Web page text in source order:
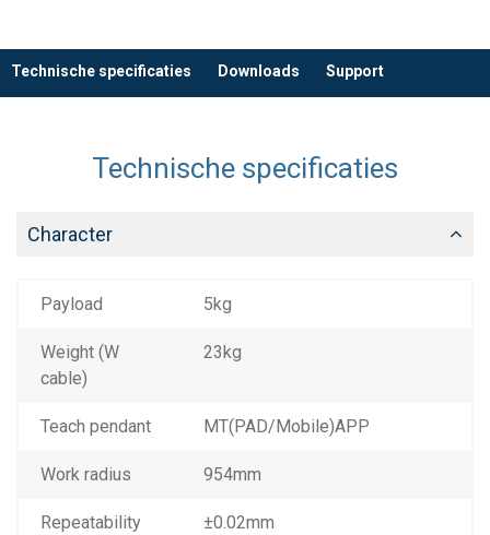
Technische specificaties Downloads Support
Technische specificaties
Character
Payload 5kg
Weight (W
cable)
23kg
Teach pendant MT(PAD/Mobile)APP
Work radius 954mm
Repeatability ±0.02mm